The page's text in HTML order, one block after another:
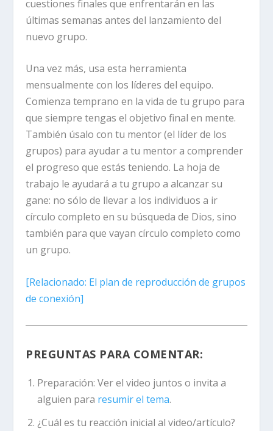
cuestiones finales que enfrentarán en las
últimas semanas antes del lanzamiento del
nuevo grupo.
Una vez más, usa esta herramienta
mensualmente con los líderes del equipo.
Comienza temprano en la vida de tu grupo para
que siempre tengas el objetivo final en mente.
También úsalo con tu mentor (el líder de los
grupos) para ayudar a tu mentor a comprender
el progreso que estás teniendo. La hoja de
trabajo le ayudará a tu grupo a alcanzar su
gane: no sólo de llevar a los individuos a ir
círculo completo en su búsqueda de Dios, sino
también para que vayan círculo completo como
un grupo.
[Relacionado: El plan de reproducción de grupos
de conexión]
PREGUNTAS PARA COMENTAR:
Preparación: Ver el video juntos o invita a
alguien para resumir el tema.
¿Cuál es tu reacción inicial al video/artículo?